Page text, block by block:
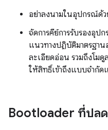
อย่าลงนามในอุปกรณ์ด้
จัดการคีย์การรับรองอุ
แนวทางปฏิบัติมาตรฐาน
ละเอียดอ่อน รวมถึงโม
ให้สิทธิ์เข้าถึงแบบจำกัด
Bootloader ที่ปล